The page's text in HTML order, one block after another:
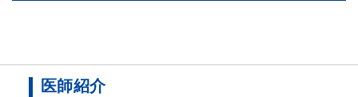
医師紹介